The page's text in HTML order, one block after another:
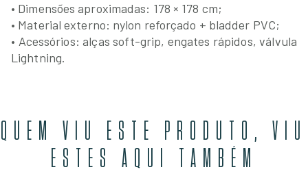
• Dimensões aproximadas: 178 × 178 cm;
• Material externo: nylon reforçado + bladder PVC;
• Acessórios: alças soft-grip, engates rápidos, válvula
Lightning.
QUEM VIU ESTE PRODUTO, VIU
ESTES AQUI TAMBÉM